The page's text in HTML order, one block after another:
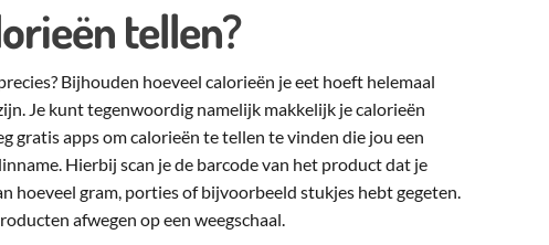
tellen?
Bijhouden hoeveel calorieën je eet hoeft helemaal
Je kunt tegenwoordig namelijk makkelijk je calorieën
gratis apps om calorieën te tellen te vinden die jou een
Hierbij scan je de barcode van het product dat je
hoeveel gram, porties of bijvoorbeeld stukjes hebt gegeten.
afwegen op een weegschaal.